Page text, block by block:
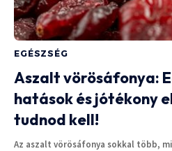
EGÉSZSÉG
Aszalt vörösáfonya:
hatások és jótékony
tudnod kell!
Az aszalt vörösáfonya sokkal több,